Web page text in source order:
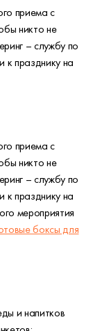
приема с
никто не
– службу по
к празднику на
приема с
никто не
– службу по
к празднику на
мероприятия
боксы для
и напитков